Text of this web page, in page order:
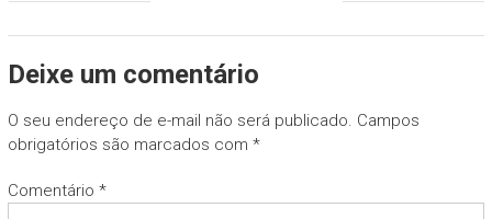
Deixe um comentário
O seu endereço de e-mail não será publicado. Campos
obrigatórios são marcados com *
Comentário *